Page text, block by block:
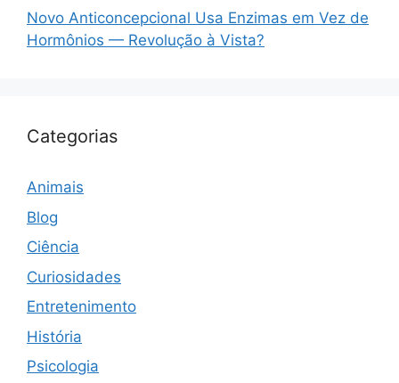
Novo Anticoncepcional Usa Enzimas em Vez de
Hormônios — Revolução à Vista?
Categorias
Animais
Blog
Ciência
Curiosidades
Entretenimento
História
Psicologia